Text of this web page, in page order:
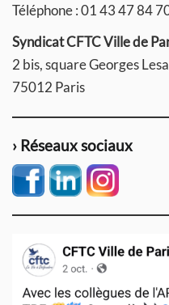
Téléphone : 01 43 47 84
Syndicat CFTC Ville de
2 bis, square Georges
75012 Paris
› Réseaux sociaux